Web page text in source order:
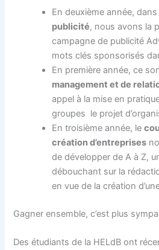
En deuxième année,
publicité, nous avons la
campagne de publicité
mots clés sponsorisés
En première année, ce
management et de
appel à la mise en
groupes le projet
En troisième année, le
création d’entreprises
de développer de A à Z,
débouchant sur la
en vue de la création
Gagner ensemble, c’est plus
Des étudiants de la HELdB ont